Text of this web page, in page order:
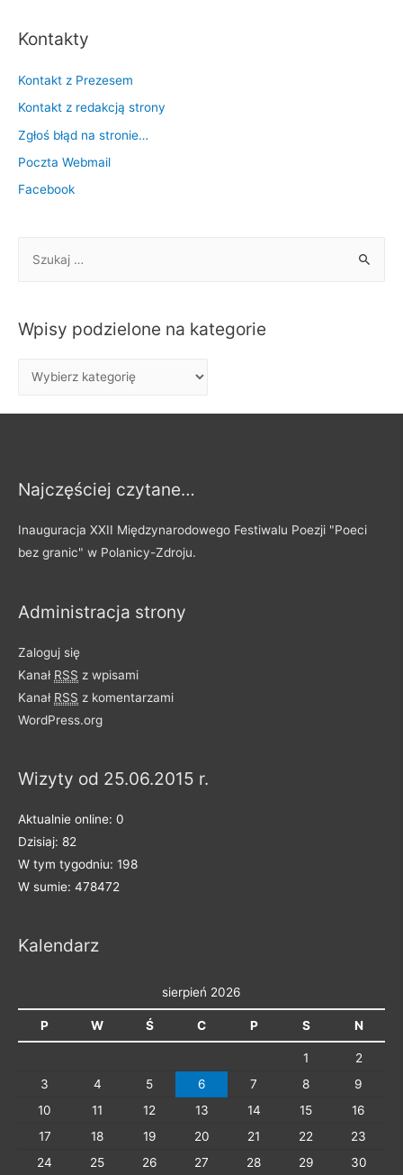
Kontakty
Kontakt z Prezesem
Kontakt z redakcją strony
Zgłoś błąd na stronie…
Poczta Webmail
Facebook
kWpisy podzielone na kategorie
p
e
k
e
g
i
Najczęściej czytane…
Inauguracja XXII Międzynarodowego Festiwalu Poezji "Poeci
bez granic" w Polanicy-Zdroju.
Administracja strony
Zaloguj się
Kanał RSS z wpisami
Kanał RSS z komentarzami
WordPress.org
Wizyty od 25.06.2015 r.
Aktualnie online: 0
Dzisiaj: 82
W tym tygodniu: 198
W sumie: 478472
Kalendarz
sierpień 2026
P W Ś C P S N
1
2
3
4 5 6 7 8
9
10
11 12 13 14 15
16
17
18 19 20 21 22
23
24
25 26 27 28 29 30